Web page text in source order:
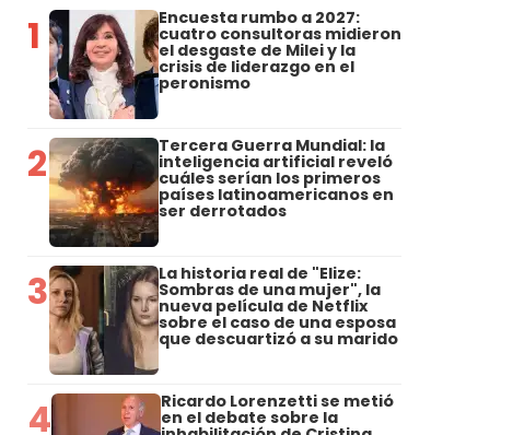
1 Encuesta rumbo a 2027:
cuatro consultoras midieron
el desgaste de Milei y la
crisis de liderazgo en el
peronismo
2 Tercera Guerra Mundial: la
inteligencia artificial reveló
cuáles serían los primeros
países latinoamericanos en
ser derrotados
3 La historia real de "Elize:
Sombras de una mujer", la
nueva película de Netflix
sobre el caso de una esposa
que descuartizó a su marido
4 Ricardo Lorenzetti se metió
en el debate sobre la